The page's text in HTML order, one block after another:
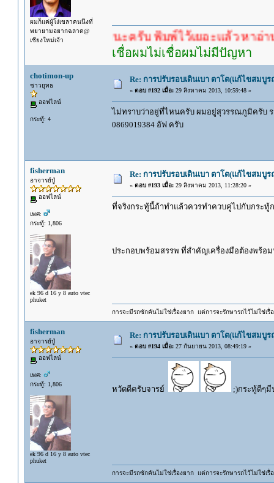
ผมก็แค่ผู้โง่เขลาคนนึงที่
พยายามอยากฉลาด@
เชียงใหม่เจ้า
อคำตอบนะครับ พิมพ์ไว้เยอะแล้ว หาอ่านกันดู
เชื่อผมไม่เชื่อผมไม่มีปัญหา
chotimon-up
ชาวยุทธ
ออฟไลน์
กระทู้: 4
Re: การปรับรอบเดินเบา ตาโต(แก้ไขสมบู
« ตอบ #192 เมื่อ:29 สิงหาคม 2013, 10:59:48 »
ไม่ทราบว่าอยู่ที่ไหนครับ ผมอยู่สุวรรณภูมิครับ
0869019384 อัฟ ครับ
fisherman
อาจารย์ปู่
ออฟไลน์
เพศ:
กระทู้: 1,806
ek 96 d 16 y 8 auto vtec
phuket
Re: การปรับรอบเดินเบา ตาโต(แก้ไขสมบู
« ตอบ #193 เมื่อ:29 สิงหาคม 2013, 11:28:20 »
ที่จริงกระทู้นี้ถ้าทำแล้วควรทำควบคู่ไปกับกระทู้
ประกอบพร้อมสรรพ ที่สำคัญเครื่องมือต้องพร้อ
การจะมีรถซักคันไม่ใช่เรื่องยาก แต่การจะรักษารถไว้ไม่ใช่เรื่
fisherman
อาจารย์ปู่
ออฟไลน์
เพศ:
กระทู้: 1,806
ek 96 d 16 y 8 auto vtec
phuket
Re: การปรับรอบเดินเบา ตาโต(แก้ไขสมบู
« ตอบ #194 เมื่อ:27 กันยายน 2013, 08:49:19 »
หวัดดีครับจารย์ ;)กระทู้ดีๆ
การจะมีรถซักคันไม่ใช่เรื่องยาก แต่การจะรักษารถไว้ไม่ใช่เรื่